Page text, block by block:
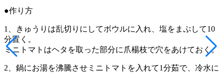
●作り方
1、きゅうりは乱切りにしてボウルに入れ、塩をまぶして10
分置く。
ミニトマトはヘタを取った部分に爪楊枝で穴をあけておく。
2、鍋にお湯を沸騰させミニトマトを入れて1分茹で、冷水に